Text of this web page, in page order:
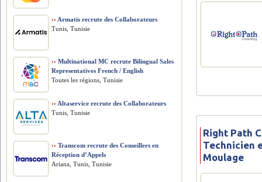
Right Path
Technicien
Moulage
›› Armatis recrute des Collaborateurs
Tunis, Tunisie
›› Multinational MC recrute Bilingual Sales
Representatives French / English
Toutes les régions, Tunisie
›› Altaservice recrute des Collaborateurs
Tunis, Tunisie
›› Transcom recrute des Conseillers en
Réception d’Appels
Ariana, Tunis, Tunisie